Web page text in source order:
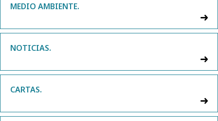
MEDIO AMBIENTE.
NOTICIAS.
CARTAS.